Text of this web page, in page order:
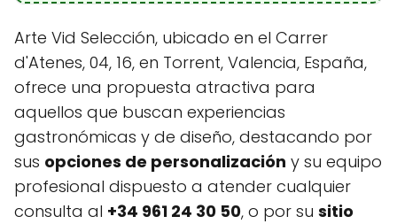
Arte Vid Selección, ubicado en el Carrer
d'Atenes, 04, 16, en Torrent, Valencia, España,
ofrece una propuesta atractiva para
aquellos que buscan experiencias
gastronómicas y de diseño, destacando por
sus opciones de personalización y su equipo
profesional dispuesto a atender cualquier
consulta al +34 961 24 30 50, o por su sitio